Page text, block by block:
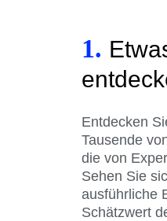
1.
Entdecken
Tausende
die von
Sehen Sie
ausführliche
Schätzwert